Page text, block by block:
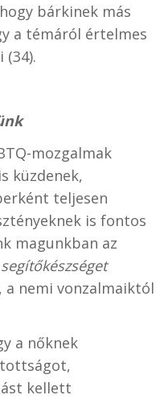
bárkinek más
a témáról értelmes
mozgalmak
küzdenek,
teljesen
is fontos
magunkban az
a nemi vonzalmaiktól
a nőknek
kellett